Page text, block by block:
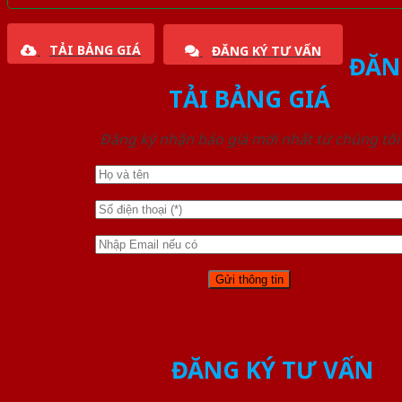
TẢI BẢNG GIÁ ĐĂNG KÝ TƯ VẤN
TẢI BẢNG GIÁ
Đăng ký nhận báo giá mới nhất từ chúng tôi
ĐĂNG KÝ TƯ VẤN